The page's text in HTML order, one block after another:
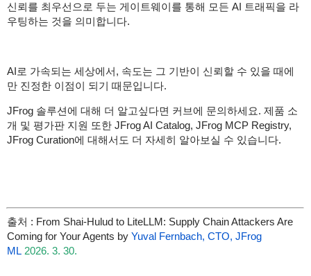
신뢰를 최우선으로 두는 게이트웨이를 통해 모든 AI 트래픽을 라
우팅하는 것을 의미합니다.
AI로 가속되는 세상에서, 속도는 그 기반이 신뢰할 수 있을 때에
만 진정한 이점이 되기 때문입니다.
JFrog 솔루션에 대해 더 알고싶다면 커브에 문의하세요. 제품 소
개 및 평가판 지원 또한 JFrog AI Catalog, JFrog MCP Registry,
JFrog Curation에 대해서도 더 자세히 알아보실 수 있습니다.
출처 : From Shai-Hulud to LiteLLM: Supply Chain Attackers Are
Coming for Your Agents by Yuval Fernbach, CTO, JFrog
ML 2026. 3. 30.